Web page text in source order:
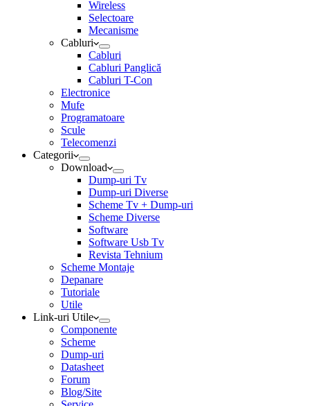
Wireless
Selectoare
Mecanisme
Cabluri
Cabluri
Cabluri Panglică
Cabluri T-Con
Electronice
Mufe
Programatoare
Scule
Telecomenzi
Categorii
Download
Dump-uri Tv
Dump-uri Diverse
Scheme Tv + Dump-uri
Scheme Diverse
Software
Software Usb Tv
Revista Tehnium
Scheme Montaje
Depanare
Tutoriale
Utile
Link-uri Utile
Componente
Scheme
Dump-uri
Datasheet
Forum
Blog/Site